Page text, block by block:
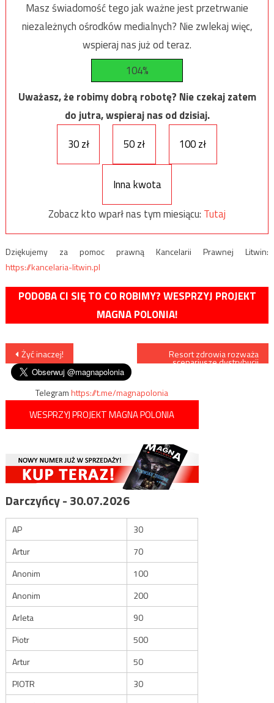
Masz świadomość tego jak ważne jest przetrwanie
niezależnych ośrodków medialnych? Nie zwlekaj więc,
wspieraj nas już od teraz.
104%
Uważasz, że robimy dobrą robotę? Nie czekaj zatem
do jutra, wspieraj nas od dzisiaj.
30 zł
50 zł 100 zł
Inna kwota
Zobacz kto wparł nas tym miesiącu: Tutaj
Dziękujemy za pomoc prawną Kancelarii Prawnej Litwin:
https://kancelaria-litwin.pl
PODOBA CI SIĘ TO CO ROBIMY? WESPRZYJ PROJEKT
MAGNA POLONIA!
Nawigacja
wpisu
Żyć inaczej! Resort zdrowia rozważa
scenariusze dystrybucji
Telegramhttps://t.me/magnapolonia
WESPRZYJ PROJEKT MAGNA POLONIA
Darczyńcy - 30.07.2026
AP
30
Artur
70
Anonim
100
Anonim
200
Arleta
90
Piotr
500
Artur
50
PIOTR
30